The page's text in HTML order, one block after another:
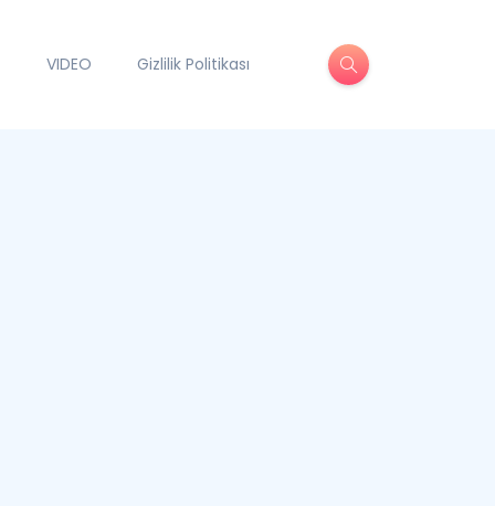
VIDEO Gizlilik Politikası